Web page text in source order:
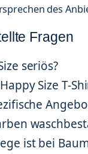
des
Fragen
seriös?
Size T-
ist bei